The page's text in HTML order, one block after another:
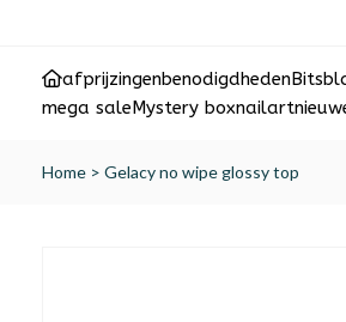
afprijzingenbenodigdhedenBits
mega saleMystery boxnailart
Home > Gelacy no wipe glossy top